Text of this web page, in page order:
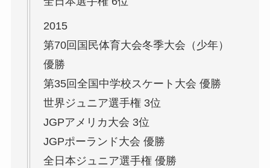
2015
第70回国民体育大会冬季大会（少年）
優勝
第35回全国中学校スケート大会 優勝
世界ジュニア選手権 3位
JGPアメリカ大会 3位
JGPポーランド大会 優勝
全日本ジュニア選手権 優勝